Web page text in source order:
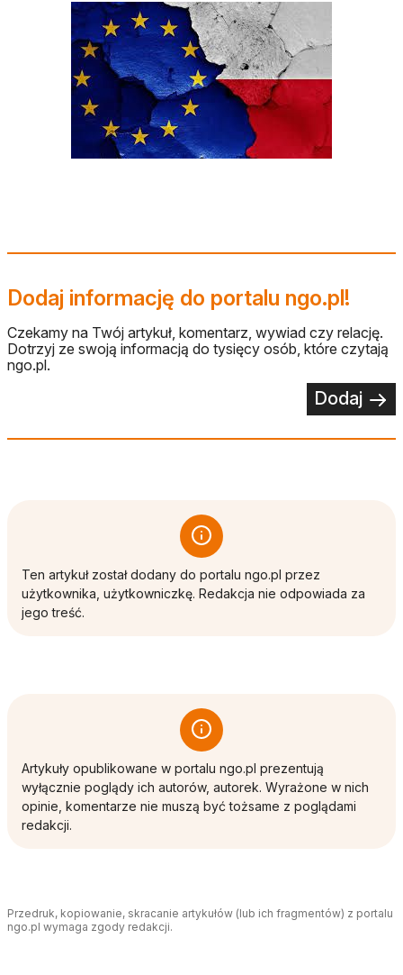
Dodaj informację do portalu ngo.pl!
Czekamy na Twój artykuł, komentarz, wywiad czy relację.
Dotrzyj ze swoją informacją do tysięcy osób, które czytają
ngo.pl.
Dodaj
Ten artykuł został dodany do portalu ngo.pl przez
użytkownika, użytkowniczkę. Redakcja nie odpowiada za
jego treść.
Artykuły opublikowane w portalu ngo.pl prezentują
wyłącznie poglądy ich autorów, autorek. Wyrażone w nich
opinie, komentarze nie muszą być tożsame z poglądami
redakcji.
Przedruk, kopiowanie, skracanie artykułów (lub ich fragmentów) z portalu
ngo.pl wymaga zgody redakcji.